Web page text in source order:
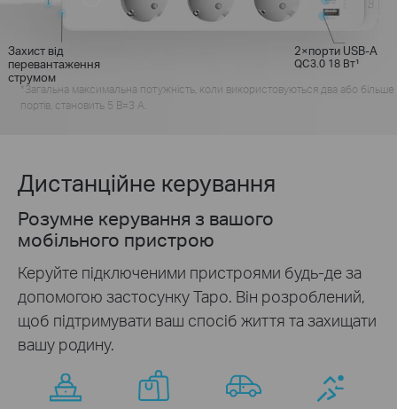
Захист від
перевантаження
струмом
2×порти USB-A
QC3.0 18 Вт¹
*Загальна максимальна потужність, коли використовуються два або більше
портів, становить 5 В=3 А.
Дистанційне керування
Розумне керування з вашого
мобільного пристрою
Керуйте підключеними пристроями будь-де за
допомогою застосунку Tapo. Він розроблений,
щоб підтримувати ваш спосіб життя та захищати
вашу родину.